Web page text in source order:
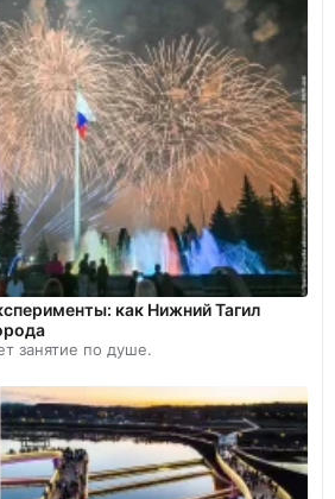
как Нижний Тагил
занятие по душе.